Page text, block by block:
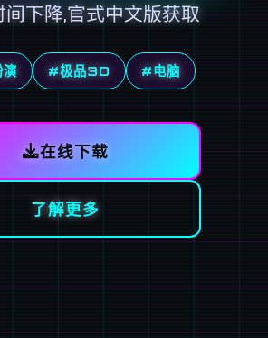
间下降,官式中文版获取
#极品3D #电脑
在线下载
了解更多